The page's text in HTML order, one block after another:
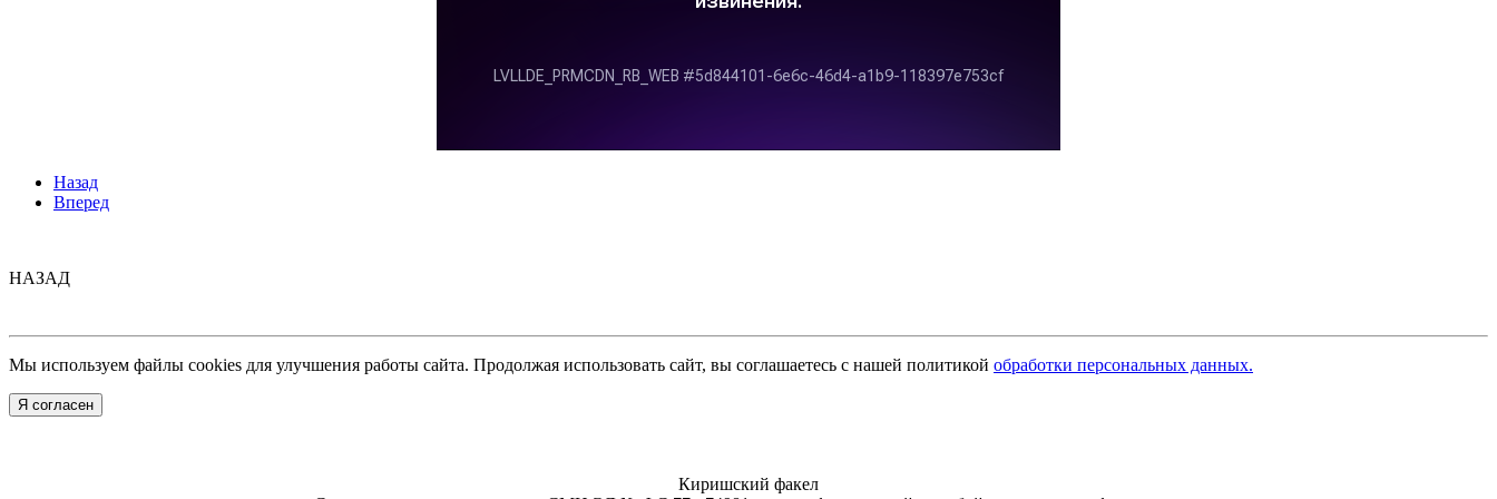
Назад
Вперед
НАЗАД
Мы используем файлы cookies для улучшения работы сайта. Продолжая использовать сайт, вы соглашаетесь с нашей политикой обработки персональных данных.
Я согласен
Киришский факел